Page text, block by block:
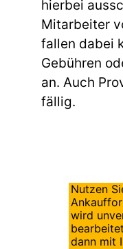
hierbei
Mitarbeiter
fallen dabei
Gebühren
an. Auch
fällig.
Nutzen
wird
dann mit